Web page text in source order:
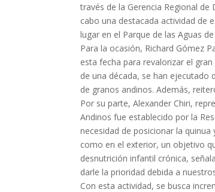
través de la Gerencia Regional
cabo una destacada actividad de
lugar en el Parque de las Aguas
Para la ocasión, Richard Gómez
esta fecha para revalorizar el
de una década, se han ejecutado
de granos andinos. Además,
Por su parte, Alexander Chiri,
Andinos fue establecido por la
necesidad de posicionar la
como en el exterior, un objetivo
desnutrición infantil crónica,
darle la prioridad debida a
Con esta actividad, se busca